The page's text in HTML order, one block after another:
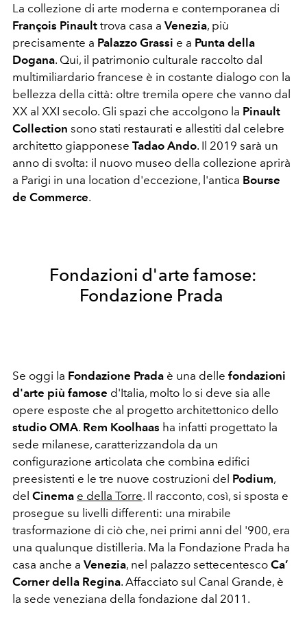
La collezione di arte moderna e contemporanea di
François Pinault trova casa a Venezia, più
precisamente a Palazzo Grassi e a Punta della
Dogana. Qui, il patrimonio culturale raccolto dal
multimiliardario francese è in costante dialogo con la
bellezza della città: oltre tremila opere che vanno dal
XX al XXI secolo. Gli spazi che accolgono la Pinault
Collection sono stati restaurati e allestiti dal celebre
architetto giapponese Tadao Ando. Il 2019 sarà un
anno di svolta: il nuovo museo della collezione aprirà
a Parigi in una location d'eccezione, l'antica Bourse
de Commerce.
Fondazioni d'arte famose:
Fondazione Prada
Se oggi la Fondazione Prada è una delle fondazioni
d'arte più famose d'Italia, molto lo si deve sia alle
opere esposte che al progetto architettonico dello
studio OMA. Rem Koolhaas ha infatti progettato la
sede milanese, caratterizzandola da un
configurazione articolata che combina edifici
preesistenti e le tre nuove costruzioni del Podium,
del Cinema e della Torre. Il racconto, così, si sposta e
prosegue su livelli differenti: una mirabile
trasformazione di ciò che, nei primi anni del '900, era
una qualunque distilleria. Ma la Fondazione Prada ha
casa anche a Venezia, nel palazzo settecentesco Ca’
Corner della Regina. Affacciato sul Canal Grande, è
la sede veneziana della fondazione dal 2011.